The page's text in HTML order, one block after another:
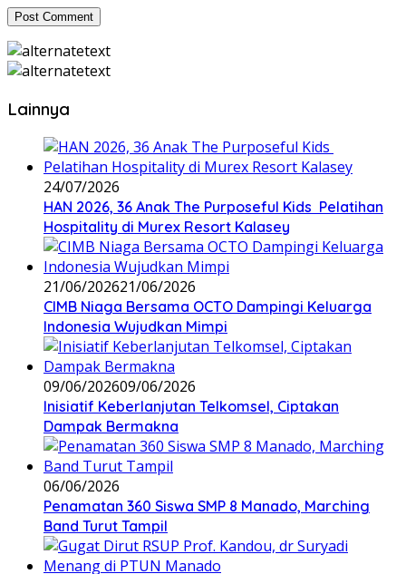
Lainnya
24/07/2026
HAN 2026, 36 Anak The Purposeful Kids Pelatihan
Hospitality di Murex Resort Kalasey
21/06/202621/06/2026
CIMB Niaga Bersama OCTO Dampingi Keluarga
Indonesia Wujudkan Mimpi
09/06/202609/06/2026
Inisiatif Keberlanjutan Telkomsel, Ciptakan
Dampak Bermakna
06/06/2026
Penamatan 360 Siswa SMP 8 Manado, Marching
Band Turut Tampil